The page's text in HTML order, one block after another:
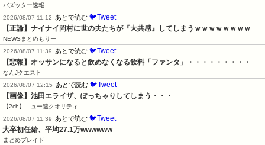
バズッター速報
2026/08/07 11:12 あとで読む 🐦Tweet
【正論】ナイナイ岡村に世の夫たちが『大共感』してしまうｗｗｗｗｗｗｗｗ
NEWSまとめもりー
2026/08/07 11:39 あとで読む 🐦Tweet
【悲報】オッサンになると飲めなくなる飲料「ファンタ」・・・・・・・・・
なんJクエスト
2026/08/07 12:15 あとで読む 🐦Tweet
【画像】池田エライザ、ぽっちゃりしてしまう・・・
【2ch】ニュー速クオリティ
2026/08/07 11:39 あとで読む 🐦Tweet
大卒初任給、平均27.1万wwwwww
まとめブレイド